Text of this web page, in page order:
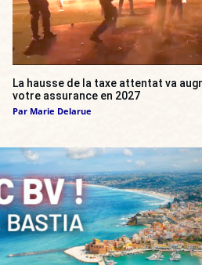
La hausse de la taxe attentat va
votre assurance en 2027
Par Marie Delarue